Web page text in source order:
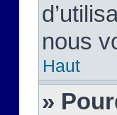
nous
Haut
»